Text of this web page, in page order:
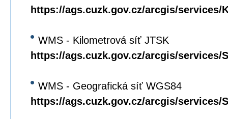
https://ags.cuzk.gov.cz/arcgis/services/
WMS - Kilometrová síť JTSK
https://ags.cuzk.gov.cz/arcgis/services/
WMS - Geografická síť WGS84
https://ags.cuzk.gov.cz/arcgis/services/